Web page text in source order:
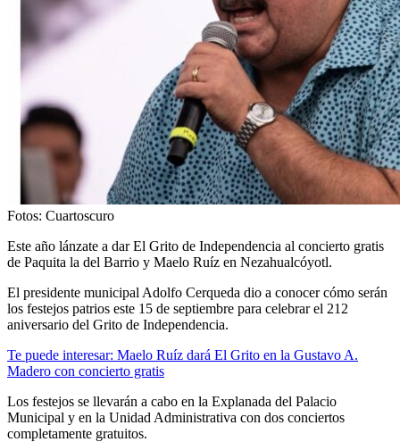
Fotos: Cuartoscuro
Este año lánzate a dar El Grito de Independencia al concierto gratis
de Paquita la del Barrio y Maelo Ruíz en Nezahualcóyotl.
El presidente municipal Adolfo Cerqueda dio a conocer cómo serán
los festejos patrios este 15 de septiembre para celebrar el 212
aniversario del Grito de Independencia.
Te puede interesar: Maelo Ruíz dará El Grito en la Gustavo A.
Madero con concierto gratis
Los festejos se llevarán a cabo en la Explanada del Palacio
Municipal y en la Unidad Administrativa con dos conciertos
completamente gratuitos.